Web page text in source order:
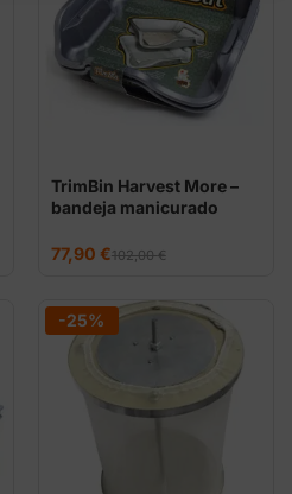
TrimBin Harvest More –
bandeja manicurado
102,00€
El
precio
102,00 €.
77,90 €
El
precio
77,90 €.
-25%